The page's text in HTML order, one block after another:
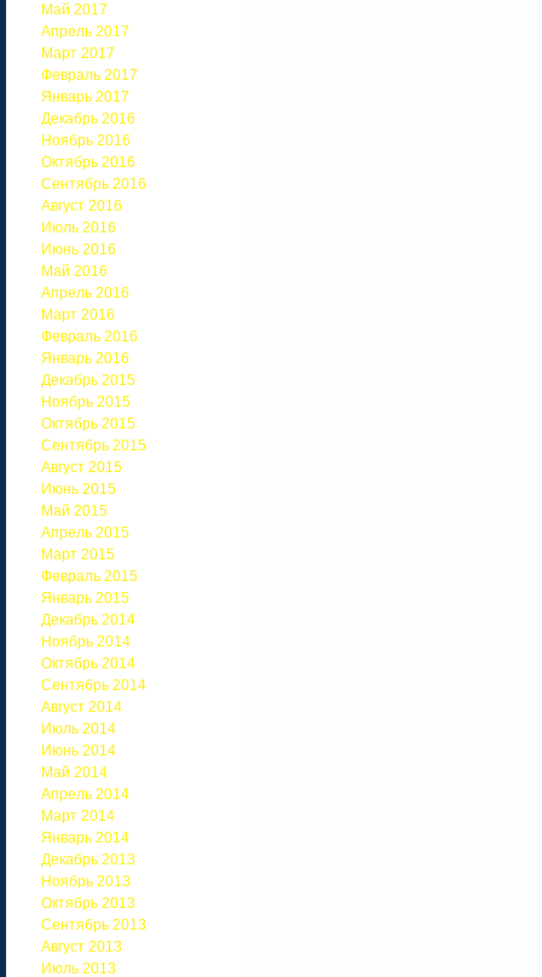
Май 2017
Апрель 2017
Март 2017
Февраль 2017
Январь 2017
Декабрь 2016
Ноябрь 2016
Октябрь 2016
Сентябрь 2016
Август 2016
Июль 2016
Июнь 2016
Май 2016
Апрель 2016
Март 2016
Февраль 2016
Январь 2016
Декабрь 2015
Ноябрь 2015
Октябрь 2015
Сентябрь 2015
Август 2015
Июнь 2015
Май 2015
Апрель 2015
Март 2015
Февраль 2015
Январь 2015
Декабрь 2014
Ноябрь 2014
Октябрь 2014
Сентябрь 2014
Август 2014
Июль 2014
Июнь 2014
Май 2014
Апрель 2014
Март 2014
Январь 2014
Декабрь 2013
Ноябрь 2013
Октябрь 2013
Сентябрь 2013
Август 2013
Июль 2013